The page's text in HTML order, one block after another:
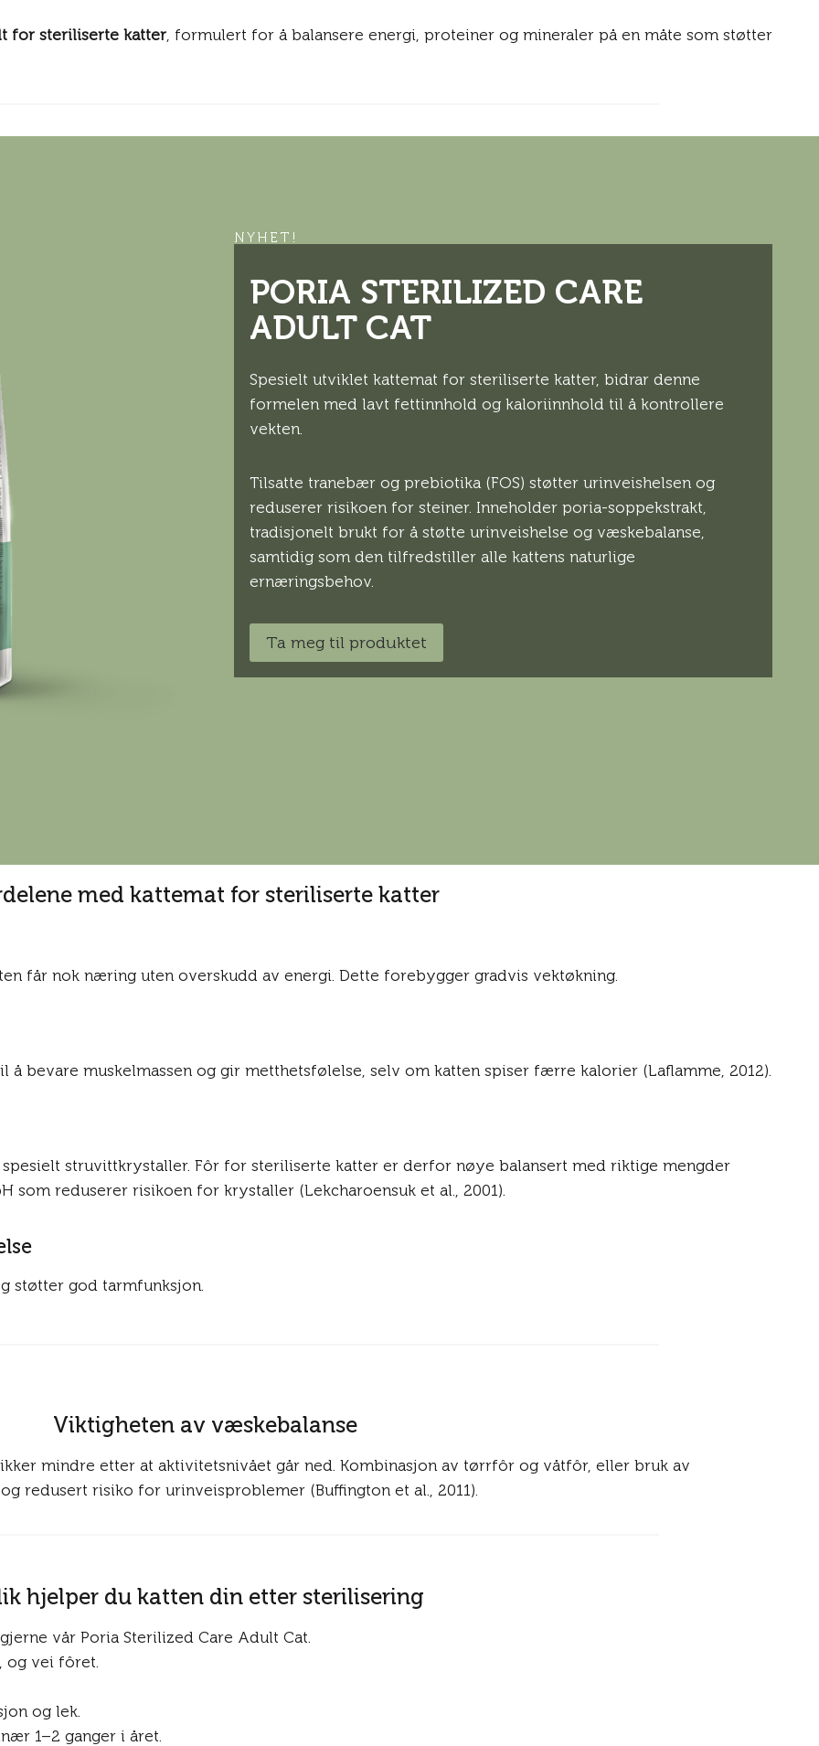
for steriliserte katter , formulert for å balansere energi, proteiner og mineraler på en måte som støtter
NYHET!
PORIA STERILIZED CARE
ADULT CAT
Spesielt utviklet kattemat for steriliserte katter, bidrar denne
formelen med lavt fettinnhold og kaloriinnhold til å kontrollere
vekten.
Tilsatte tranebær og prebiotika (FOS) støtter urinveishelsen og
reduserer risikoen for steiner. Inneholder poria-soppekstrakt,
tradisjonelt brukt for å støtte urinveishelse og væskebalanse,
samtidig som den tilfredstiller alle kattens naturlige
ernæringsbehov.
Ta meg til produktet
med kattemat for steriliserte katter
får nok næring uten overskudd av energi. Dette forebygger gradvis vektøkning.
bevare muskelmassen og gir metthetsfølelse, selv om katten spiser færre kalorier (Laflamme, 2012).
struvittkrystaller. Fôr for steriliserte katter er derfor nøye balansert med riktige mengder
som reduserer risikoen for krystaller (Lekcharoensuk et al., 2001).
støtter god tarmfunksjon.
Viktigheten av væskebalanse
mindre etter at aktivitetsnivået går ned. Kombinasjon av tørrfôr og våtfôr, eller bruk av
redusert risiko for urinveisproblemer (Buffington et al., 2011).
hjelper du katten din etter sterilisering
vår Poria Sterilized Care Adult Cat.
og vei fôret.
og lek.
1–2 ganger i året.